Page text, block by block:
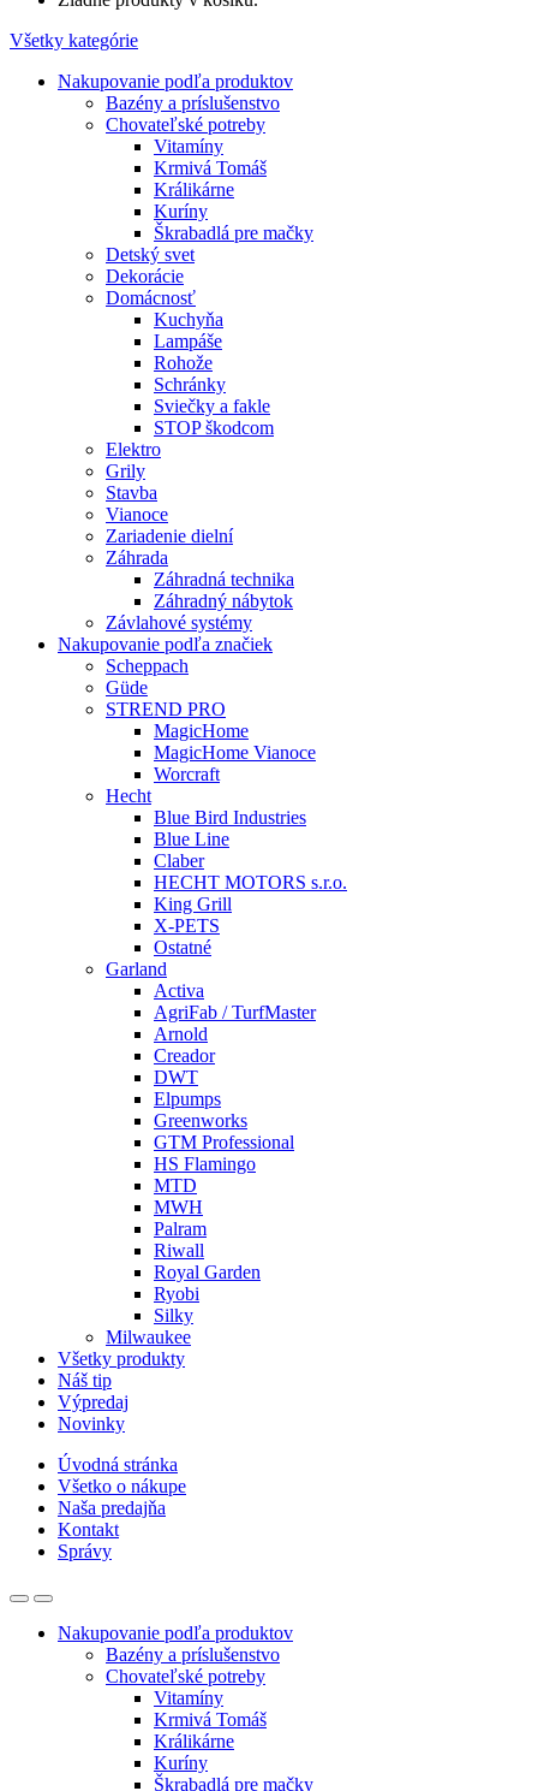
Všetky kategórie
Nakupovanie podľa produktov
Bazény a príslušenstvo
Chovateľské potreby
Vitamíny
Krmivá Tomáš
Králikárne
Kuríny
Škrabadlá pre mačky
Detský svet
Dekorácie
Domácnosť
Kuchyňa
Lampáše
Rohože
Schránky
Sviečky a fakle
STOP škodcom
Elektro
Grily
Stavba
Vianoce
Zariadenie dielní
Záhrada
Záhradná technika
Záhradný nábytok
Závlahové systémy
Nakupovanie podľa značiek
Scheppach
Güde
STREND PRO
MagicHome
MagicHome Vianoce
Worcraft
Hecht
Blue Bird Industries
Blue Line
Claber
HECHT MOTORS s.r.o.
King Grill
X-PETS
Ostatné
Garland
Activa
AgriFab / TurfMaster
Arnold
Creador
DWT
Elpumps
Greenworks
GTM Professional
HS Flamingo
MTD
MWH
Palram
Riwall
Royal Garden
Ryobi
Silky
Milwaukee
Všetky produkty
Náš tip
Výpredaj
Novinky
Úvodná stránka
Všetko o nákupe
Naša predajňa
Kontakt
Správy
Nakupovanie podľa produktov
Bazény a príslušenstvo
Chovateľské potreby
Vitamíny
Krmivá Tomáš
Králikárne
Kuríny
Škrabadlá pre mačky